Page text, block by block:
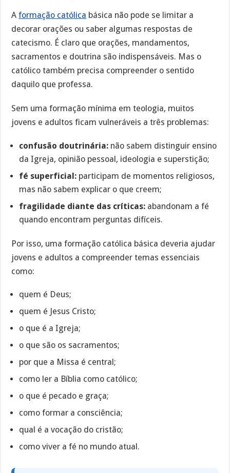
Aformação católica básica não pode se limitar a
decorar orações ou saber algumas respostas de
catecismo. É claro que orações, mandamentos,
sacramentos e doutrina são indispensáveis. Mas o
católico também precisa compreender o sentido
daquilo que professa.
Sem uma formação mínima em teologia, muitos
jovens e adultos ficam vulneráveis a três problemas:
confusão doutrinária: não sabem distinguir ensino
da Igreja, opinião pessoal, ideologia e superstição;
fé superficial: participam de momentos religiosos,
mas não sabem explicar o que creem;
fragilidade diante das críticas: abandonam a fé
quando encontram perguntas difíceis.
Por isso, uma formação católica básica deveria ajudar
jovens e adultos a compreender temas essenciais
como:
quem é Deus;
quem é Jesus Cristo;
o que é a Igreja;
o que são os sacramentos;
por que a Missa é central;
como ler a Bíblia como católico;
o que é pecado e graça;
como formar a consciência;
qual é a vocação do cristão;
como viver a fé no mundo atual.